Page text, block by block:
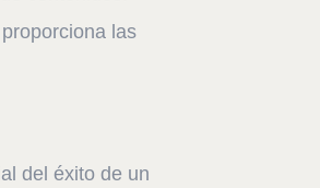
las
del éxito de un